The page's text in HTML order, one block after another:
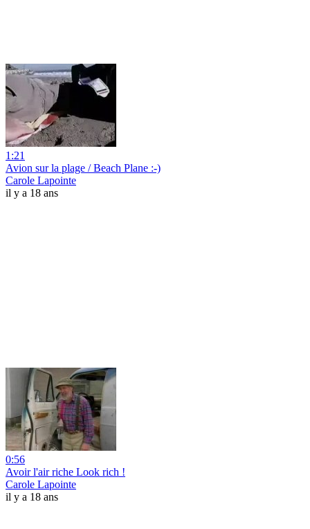
1:21
Avion sur la plage / Beach Plane :-)
Carole Lapointe
il y a 18 ans
0:56
Avoir l'air riche Look rich !
Carole Lapointe
il y a 18 ans